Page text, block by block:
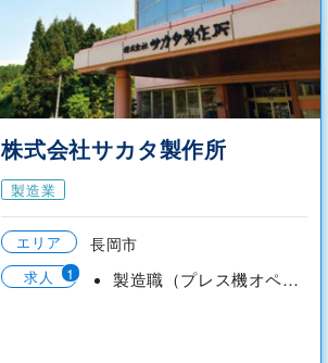
株式会社サカタ製作所
製造業
エリア 長岡市
求人 1 製造職（プレス機オペレーター・組立）